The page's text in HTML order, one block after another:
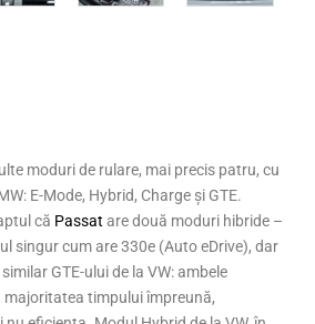
moduri de rulare, mai precis patru, cu
E-Mode, Hybrid, Charge și GTE.
că Passat are două moduri hibride –
singur cum are 330e (Auto eDrive), dar
GTE-ului de la VW: ambele
timpului împreună,